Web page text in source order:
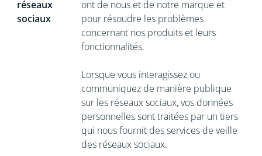
réseaux
sociaux
ont de nous et de notre marque et
pour résoudre les problèmes
concernant nos produits et leurs
fonctionnalités.
Lorsque vous interagissez ou
communiquez de manière publique
sur les réseaux sociaux, vos données
personnelles sont traitées par un tiers
qui nous fournit des services de veille
des réseaux sociaux.